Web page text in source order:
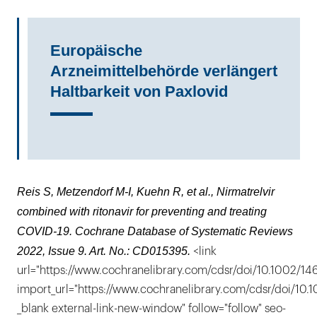
Europäische
Arzneimittelbehörde verlängert
Haltbarkeit von Paxlovid
Reis S, Metzendorf M-I, Kuehn R, et al., Nirmatrelvir
combined with ritonavir for preventing and treating
COVID‐19. Cochrane Database of Systematic Reviews
2022, Issue 9. Art. No.: CD015395. <link
url="https://www.cochranelibrary.com/cdsr/doi/10.1002/
import_url="https://www.cochranelibrary.com/cdsr/doi/
_blank external-link-new-window" follow="follow" seo-